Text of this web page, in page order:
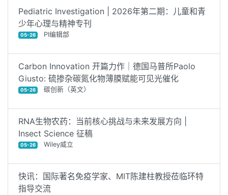
Pediatric Investigation | 2026年第二期：儿童和青
少年心理与精神专刊
05-26 PI编辑部
Carbon Innovation 开篇力作｜德国马普所Paolo
Giusto: 硫掺杂碳氮化物薄膜赋能可见光催化
05-26 碳创新（英文）
RNA生物农药：当前核心挑战与未来发展方向 |
Insect Science 征稿
05-26 Wiley威立
快讯：国际著名免疫学家、MIT陈建柱教授莅临环特
指导交流